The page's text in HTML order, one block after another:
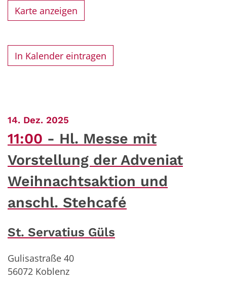
Karte anzeigen
In Kalender eintragen
14. Dez. 2025
11:00
Hl. Messe mit
Vorstellung der Adveniat
Weihnachtsaktion und
anschl. Stehcafé
St. Servatius Güls
Gulisastraße 40
56072 Koblenz